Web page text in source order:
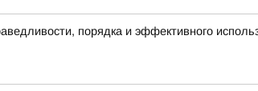
порядка и эффективного